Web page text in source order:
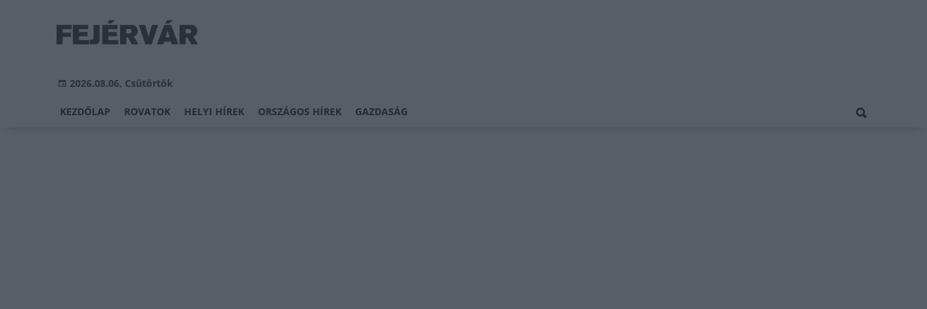
2026.08.06, Csütörtök
KEZDŐLAP ROVATOK HELYI HÍREK ORSZÁGOS HÍREK GAZDASÁG